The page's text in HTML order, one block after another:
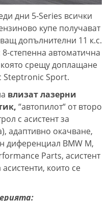
дни 5-Series всички
купе получават
допълнителни 11 к.с.
степенна автоматична
срещу доплащане
Steptronic Sport.
влизат лазерни
“автопилот“ от второ
с асистент за
адаптивно окачване,
диференциал BMW M,
Parts, асистент
които се